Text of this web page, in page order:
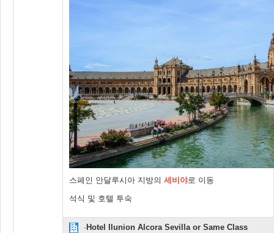
스페인 안달루시아 지방의 세비야로 이동
석식 및 호텔 투숙
· Hotel Ilunion Alcora Sevilla or Same Class